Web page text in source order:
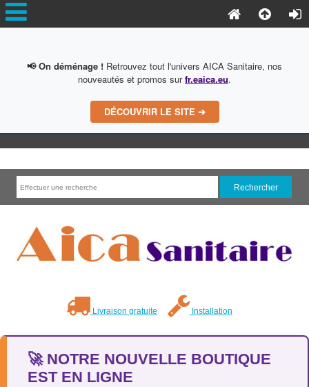
📢 On déménage ! Retrouvez tout l'univers AICA Sanitaire, nos
nouveautés et promos surfr.eaica.eu.
DÉCOUVRIR LE SITE ➔
Livraison gratuite Installation
🚀 NOTRE NOUVELLE BOUTIQUE
EST EN LIGNE